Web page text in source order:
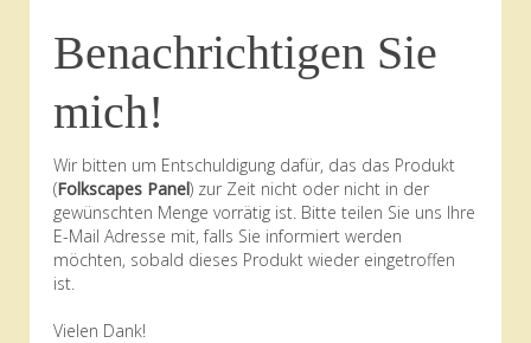
Benachrichtigen Sie
mich!
Wir bitten um Entschuldigung dafür, das das Produkt
(Folkscapes Panel) zur Zeit nicht oder nicht in der
gewünschten Menge vorrätig ist. Bitte teilen Sie uns Ihre
E-Mail Adresse mit, falls Sie informiert werden
möchten, sobald dieses Produkt wieder eingetroffen
ist.
Vielen Dank!